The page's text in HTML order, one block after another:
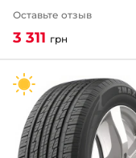
Оставьте отзыв
3 311 грн